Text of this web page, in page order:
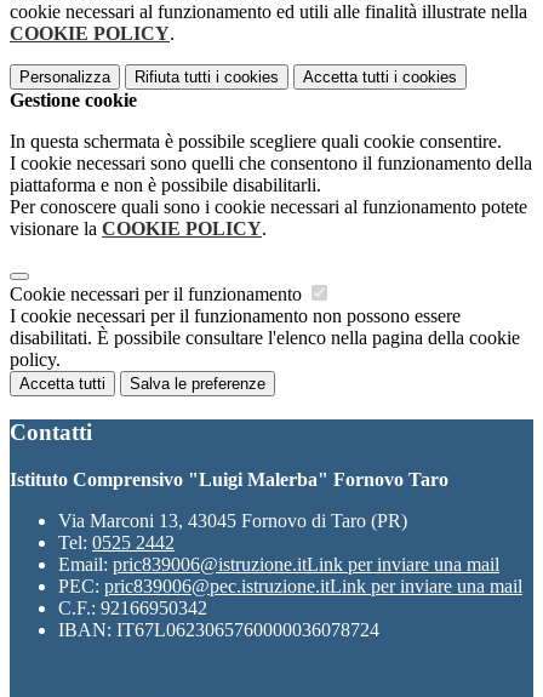
cookie necessari al funzionamento ed utili alle finalità illustrate nella
COOKIE POLICY.
Personalizza Rifiuta tutti i cookies Accetta tutti i cookies
Gestione cookie
In questa schermata è possibile scegliere quali cookie consentire.
I cookie necessari sono quelli che consentono il funzionamento della
piattaforma e non è possibile disabilitarli.
Per conoscere quali sono i cookie necessari al funzionamento potete
visionare la COOKIE POLICY.
Cookie necessari per il funzionamento
I cookie necessari per il funzionamento non possono essere
disabilitati. È possibile consultare l'elenco nella pagina della cookie
policy.
Accetta tutti Salva le preferenze
Contatti
Istituto Comprensivo "Luigi Malerba" Fornovo Taro
Via Marconi 13, 43045 Fornovo di Taro (PR)
Tel: 0525 2442
Email: pric839006@istruzione.itLink per inviare una mail
PEC: pric839006@pec.istruzione.itLink per inviare una mail
C.F.: 92166950342
IBAN: IT67L0623065760000036078724